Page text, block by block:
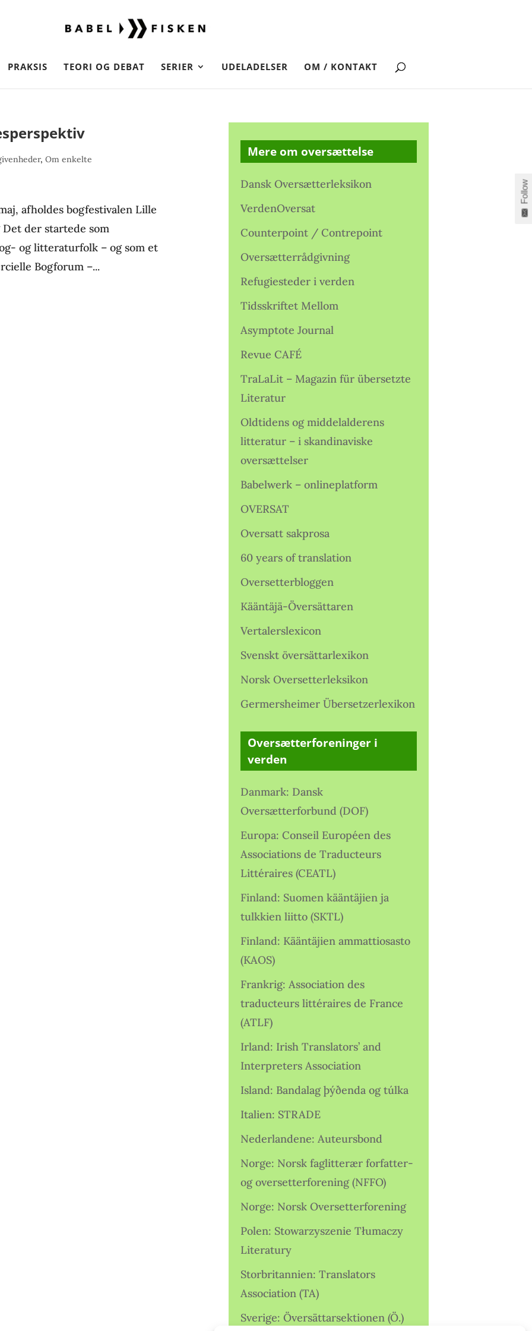
PRAKSIS TEORI OG DEBAT SERIER UDELADELSER OM / KONTAKT
,Om enkelte
afholdes bogfestivalen Lille
Det der startede som
og litteraturfolk – og som et
Bogforum –...
Mere om oversættelse
Dansk Oversætterleksikon
VerdenOversat
Counterpoint / Contrepoint
Oversætterrådgivning
Refugiesteder i verden
Tidsskriftet Mellom
Asymptote Journal
Revue CAFÉ
TraLaLit – Magazin für übersetzte
Literatur
Oldtidens og middelalderens
litteratur – i skandinaviske
oversættelser
Babelwerk – onlineplatform
OVERSAT
Oversatt sakprosa
60 years of translation
Oversetterbloggen
Kääntäjä-Översättaren
Vertalerslexicon
Svenskt översättarlexikon
Norsk Oversetterleksikon
Germersheimer Übersetzerlexikon
Oversætterforeninger i
verden
Danmark: Dansk
Oversætterforbund (DOF)
Europa: Conseil Européen des
Associations de Traducteurs
Littéraires (CEATL)
Finland: Suomen kääntäjien ja
tulkkien liitto (SKTL)
Finland: Kääntäjien ammattiosasto
(KAOS)
Frankrig: Association des
traducteurs littéraires de France
(ATLF)
Irland: Irish Translators’ and
Interpreters Association
Island: Bandalag þýðenda og túlka
Italien: STRADE
Nederlandene: Auteursbond
Norge: Norsk faglitterær forfatter-
og oversetterforening (NFFO)
Norge: Norsk Oversetterforening
Polen: Stowarzyszenie Tłumaczy
Literatury
Storbritannien: Translators
Association (TA)
Sverige: Översättarsektionen (Ö.)
Follow